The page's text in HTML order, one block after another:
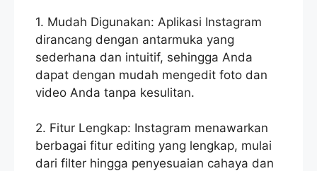
1. Mudah Digunakan: Aplikasi Instagram
dirancang dengan antarmuka yang
sederhana dan intuitif, sehingga Anda
dapat dengan mudah mengedit foto dan
video Anda tanpa kesulitan.
2. Fitur Lengkap: Instagram menawarkan
berbagai fitur editing yang lengkap, mulai
dari filter hingga penyesuaian cahaya dan